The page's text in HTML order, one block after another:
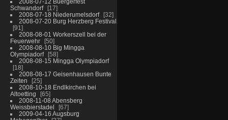
Schwandorf
17
2008-07-18 Niederumelsdorf
32
2008-07-20 Burg Herzberg Festival
91
2008-08-01 Workerszell bei der
Feuerwehr
50
2008-08-10 Big Mingga
Olympiadorf
58
2008-08-15 Mingga Olympiadorf
18
2008-08-17 Geisenhausen Bunte
Zeiten
25
2008-10-18 Endlkirchen bei
Altoetting
65
2008-11-08 Abensberg
Weissbierstadel
67
2009-04-16 Augsburg